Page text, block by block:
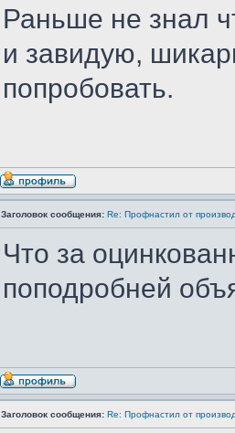
Раньше не знал
и завидую,
попробовать.
Заголовок сообщения: Re: Профнастил от
Что за
поподробней
Заголовок сообщения: Re: Профнастил от